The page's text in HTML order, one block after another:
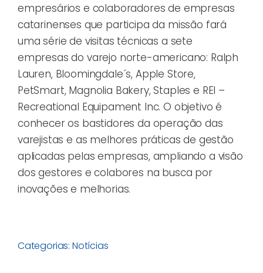
empresários e colaboradores de empresas
catarinenses que participa da missão fará
uma série de visitas técnicas a sete
empresas do varejo norte-americano: Ralph
Lauren, Bloomingdale´s, Apple Store,
PetSmart, Magnolia Bakery, Staples e REI –
Recreational Equipament Inc. O objetivo é
conhecer os bastidores da operação das
varejistas e as melhores práticas de gestão
aplicadas pelas empresas, ampliando a visão
dos gestores e colabores na busca por
inovações e melhorias.
Categorias: Notícias